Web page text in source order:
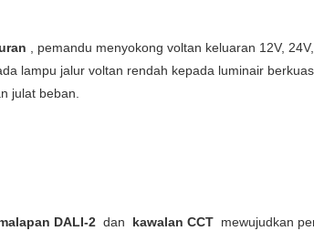
, pemandu menyokong voltan keluaran 12V,
lampu jalur voltan rendah kepada luminair
julat beban.
DALI-2 dan kawalan CCT mewujudkan